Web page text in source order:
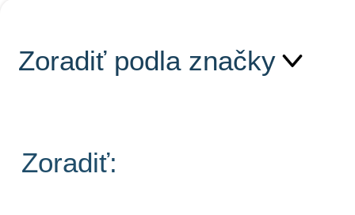
Zoradiť podla značky
Zoradiť: